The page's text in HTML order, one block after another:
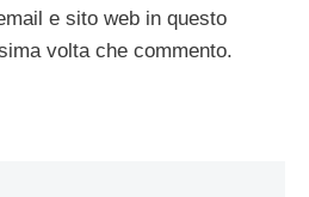
e sito web in questo
volta che commento.